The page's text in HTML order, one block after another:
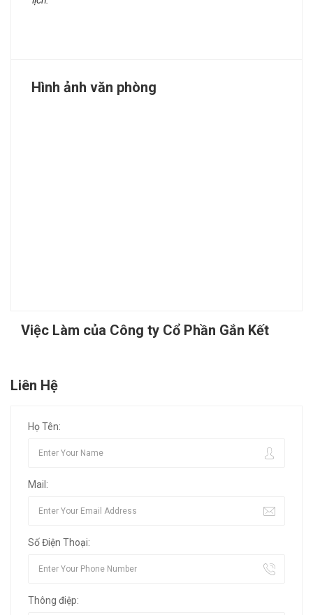
Hình ảnh văn phòng
Việc Làm của Công ty Cổ Phần Gắn Kết
Liên Hệ
Họ Tên:
Mail:
Số Điện Thoại:
Thông điệp: